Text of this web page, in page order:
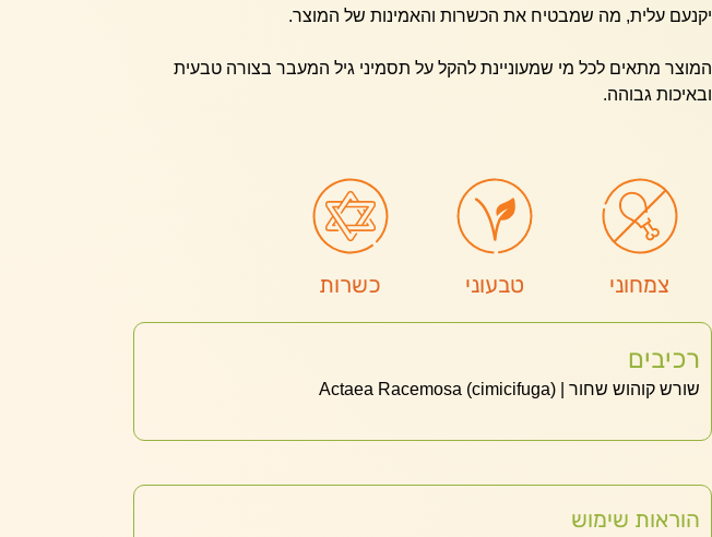
יקנעם עלית, מה שמבטיח את הכשרות והאמינות של המוצר.
המוצר מתאים לכל מי שמעוניינת להקל על תסמיני גיל המעבר בצורה טבעית
ובאיכות גבוהה.
צמחוני טבעוני כשרות
רכיבים
שורש קוהוש שחור | Actaea Racemosa (cimicifuga)
הוראות שימוש